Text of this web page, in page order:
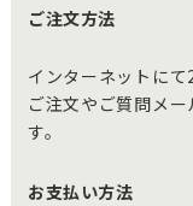
ご注文方法
インターネットにて
ご注文やご質問メ
す。
お支払い方法